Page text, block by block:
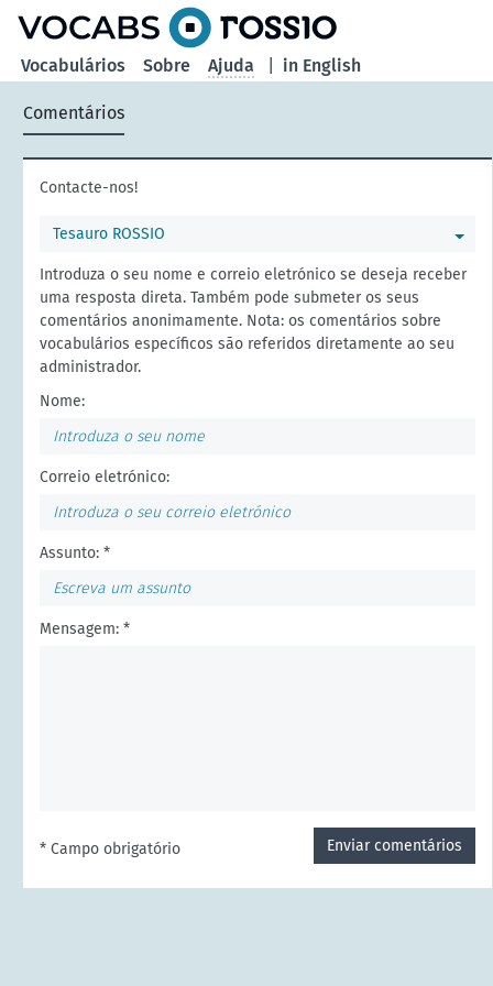
in English
Vocabulários Sobre Ajuda
Comentários
Contacte-nos!
Tesauro ROSSIO
Introduza o seu nome e correio eletrónico se deseja receber
uma resposta direta. Também pode submeter os seus
comentários anonimamente. Nota: os comentários sobre
vocabulários específicos são referidos diretamente ao seu
administrador.
Nome:
Correio eletrónico:
Assunto: *
Mensagem: *
Enviar comentários
* Campo obrigatório